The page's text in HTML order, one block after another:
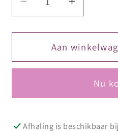
Aantal
verlagen
voor
Exclusive
Penseel
Gold
Aantal
verhogen
voor
DIVA
Acryl
Penseel
Gold
Aan
Nu
Afhaling is beschikbaar bij